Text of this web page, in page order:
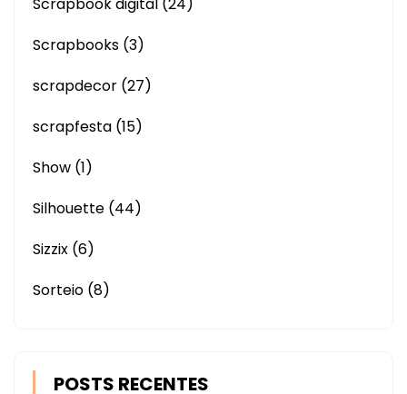
Scrapbooks (3)
scrapdecor (27)
scrapfesta (15)
Show (1)
Silhouette (44)
Sizzix (6)
Sorteio (8)
POSTS RECENTES